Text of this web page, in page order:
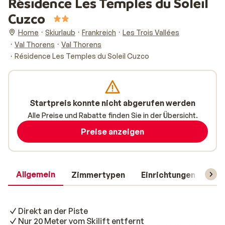
Cuzco
Home Skiurlaub Frankreich
Les Trois Vallées
Val Thorens
Val Thorens
Résidence Les Temples du Soleil Cuzco
Allgemein Zimmertypen Einrichtungen
Direkt an der Piste
Nur 20 Meter vom Skilift entfernt
Startpreis konnte nicht abgerufen werden
Alle Preise und Rabatte finden Sie in der Übersicht.
Preise anzeigen